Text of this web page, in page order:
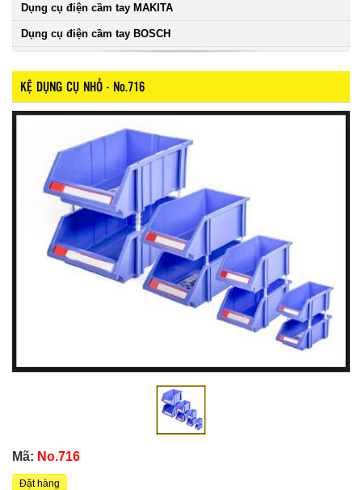
Dụng cụ điện cầm tay MAKITA
Dụng cụ điện cầm tay BOSCH
KỆ DỤNG CỤ NHỎ - No.716
Mã: No.716
Đặt hàng